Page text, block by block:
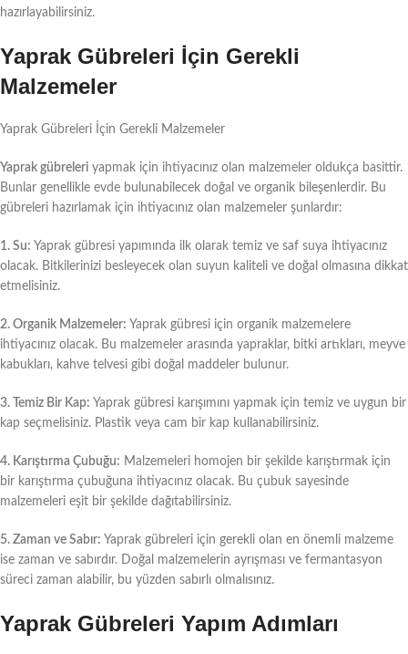
hazırlayabilirsiniz.
Yaprak Gübreleri İçin Gerekli
Malzemeler
Yaprak Gübreleri İçin Gerekli Malzemeler
Yaprak gübreleri yapmak için ihtiyacınız olan malzemeler oldukça basittir.
Bunlar genellikle evde bulunabilecek doğal ve organik bileşenlerdir. Bu
gübreleri hazırlamak için ihtiyacınız olan malzemeler şunlardır:
1. Su: Yaprak gübresi yapımında ilk olarak temiz ve saf suya ihtiyacınız
olacak. Bitkilerinizi besleyecek olan suyun kaliteli ve doğal olmasına dikkat
etmelisiniz.
2. Organik Malzemeler: Yaprak gübresi için organik malzemelere
ihtiyacınız olacak. Bu malzemeler arasında yapraklar, bitki artıkları, meyve
kabukları, kahve telvesi gibi doğal maddeler bulunur.
3. Temiz Bir Kap: Yaprak gübresi karışımını yapmak için temiz ve uygun bir
kap seçmelisiniz. Plastik veya cam bir kap kullanabilirsiniz.
4. Karıştırma Çubuğu: Malzemeleri homojen bir şekilde karıştırmak için
bir karıştırma çubuğuna ihtiyacınız olacak. Bu çubuk sayesinde
malzemeleri eşit bir şekilde dağıtabilirsiniz.
5. Zaman ve Sabır: Yaprak gübreleri için gerekli olan en önemli malzeme
ise zaman ve sabırdır. Doğal malzemelerin ayrışması ve fermantasyon
süreci zaman alabilir, bu yüzden sabırlı olmalısınız.
Yaprak Gübreleri Yapım Adımları